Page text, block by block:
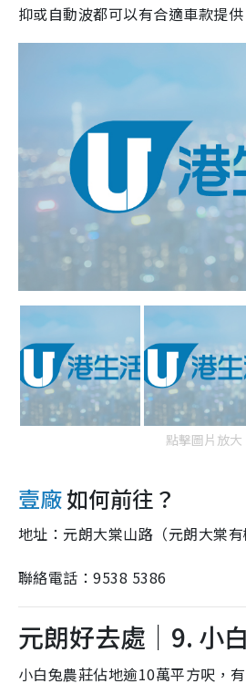
抑或自動波都可以有合適車款提供
點擊圖片放大
壹廠如何前往？
地址：元朗大棠山路（元朗大棠有
聯絡電話：9538 5386
元朗好去處｜9. 小
小白兔農莊佔地逾10萬平方呎，